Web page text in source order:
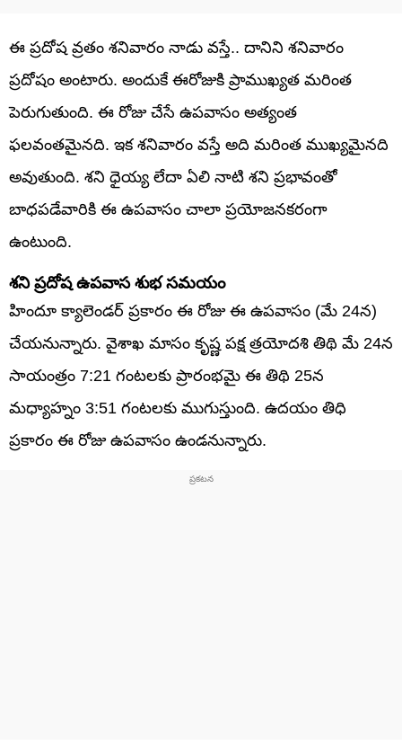
ఈ ప్రదోష వ్రతం శనివారం నాడు వస్తే.. దానిని శనివారం
ప్రదోషం అంటారు. అందుకే ఈరోజుకి ప్రాముఖ్యత మరింత
పెరుగుతుంది. ఈ రోజు చేసే ఉపవాసం అత్యంత
ఫలవంతమైనది. ఇక శనివారం వస్తే అది మరింత ముఖ్యమైనది
అవుతుంది. శని ధైయ్య లేదా ఏలి నాటి శని ప్రభావంతో
బాధపడేవారికి ఈ ఉపవాసం చాలా ప్రయోజనకరంగా
ఉంటుంది.
శని ప్రదోష ఉపవాస శుభ సమయం
హిందూ క్యాలెండర్ ప్రకారం ఈ రోజు ఈ ఉపవాసం (మే 24న)
చేయనున్నారు. వైశాఖ మాసం కృష్ణ పక్ష త్రయోదశి తిథి మే 24న
సాయంత్రం 7:21 గంటలకు ప్రారంభమై ఈ తిథి 25న
మధ్యాహ్నం 3:51 గంటలకు ముగుస్తుంది. ఉదయం తిధి
ప్రకారం ఈ రోజు ఉపవాసం ఉండనున్నారు.